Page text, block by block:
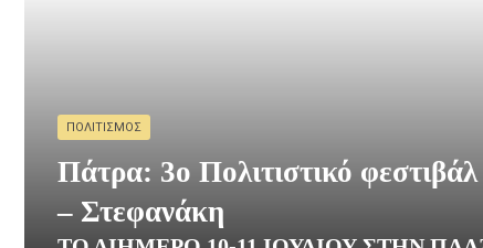
ΠΟΛΙΤΙΣΜΌΣ
Πάτρα: 3o Πολιτιστικό
– Στεφανάκη